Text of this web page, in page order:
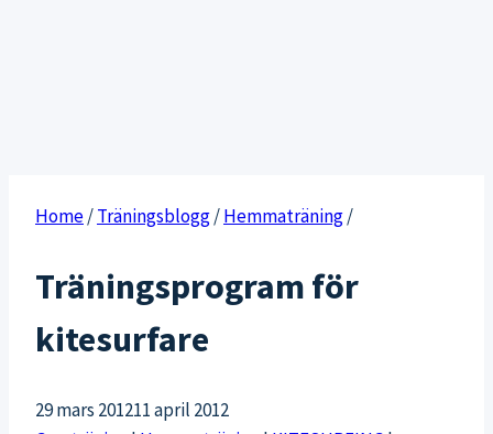
Home/Träningsblogg/Hemmaträning/
Träningsprogram för
kitesurfare
29 mars 201211 april 2012